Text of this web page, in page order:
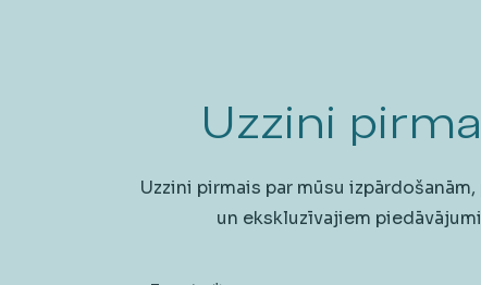
Uzzini
Uzzini pirmais par mūsu
un ekskluzīvajiem